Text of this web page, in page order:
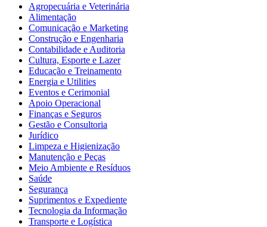
Agropecuária e Veterinária
Alimentação
Comunicação e Marketing
Construção e Engenharia
Contabilidade e Auditoria
Cultura, Esporte e Lazer
Educação e Treinamento
Energia e Utilities
Eventos e Cerimonial
Apoio Operacional
Finanças e Seguros
Gestão e Consultoria
Jurídico
Limpeza e Higienização
Manutenção e Peças
Meio Ambiente e Resíduos
Saúde
Segurança
Suprimentos e Expediente
Tecnologia da Informação
Transporte e Logística